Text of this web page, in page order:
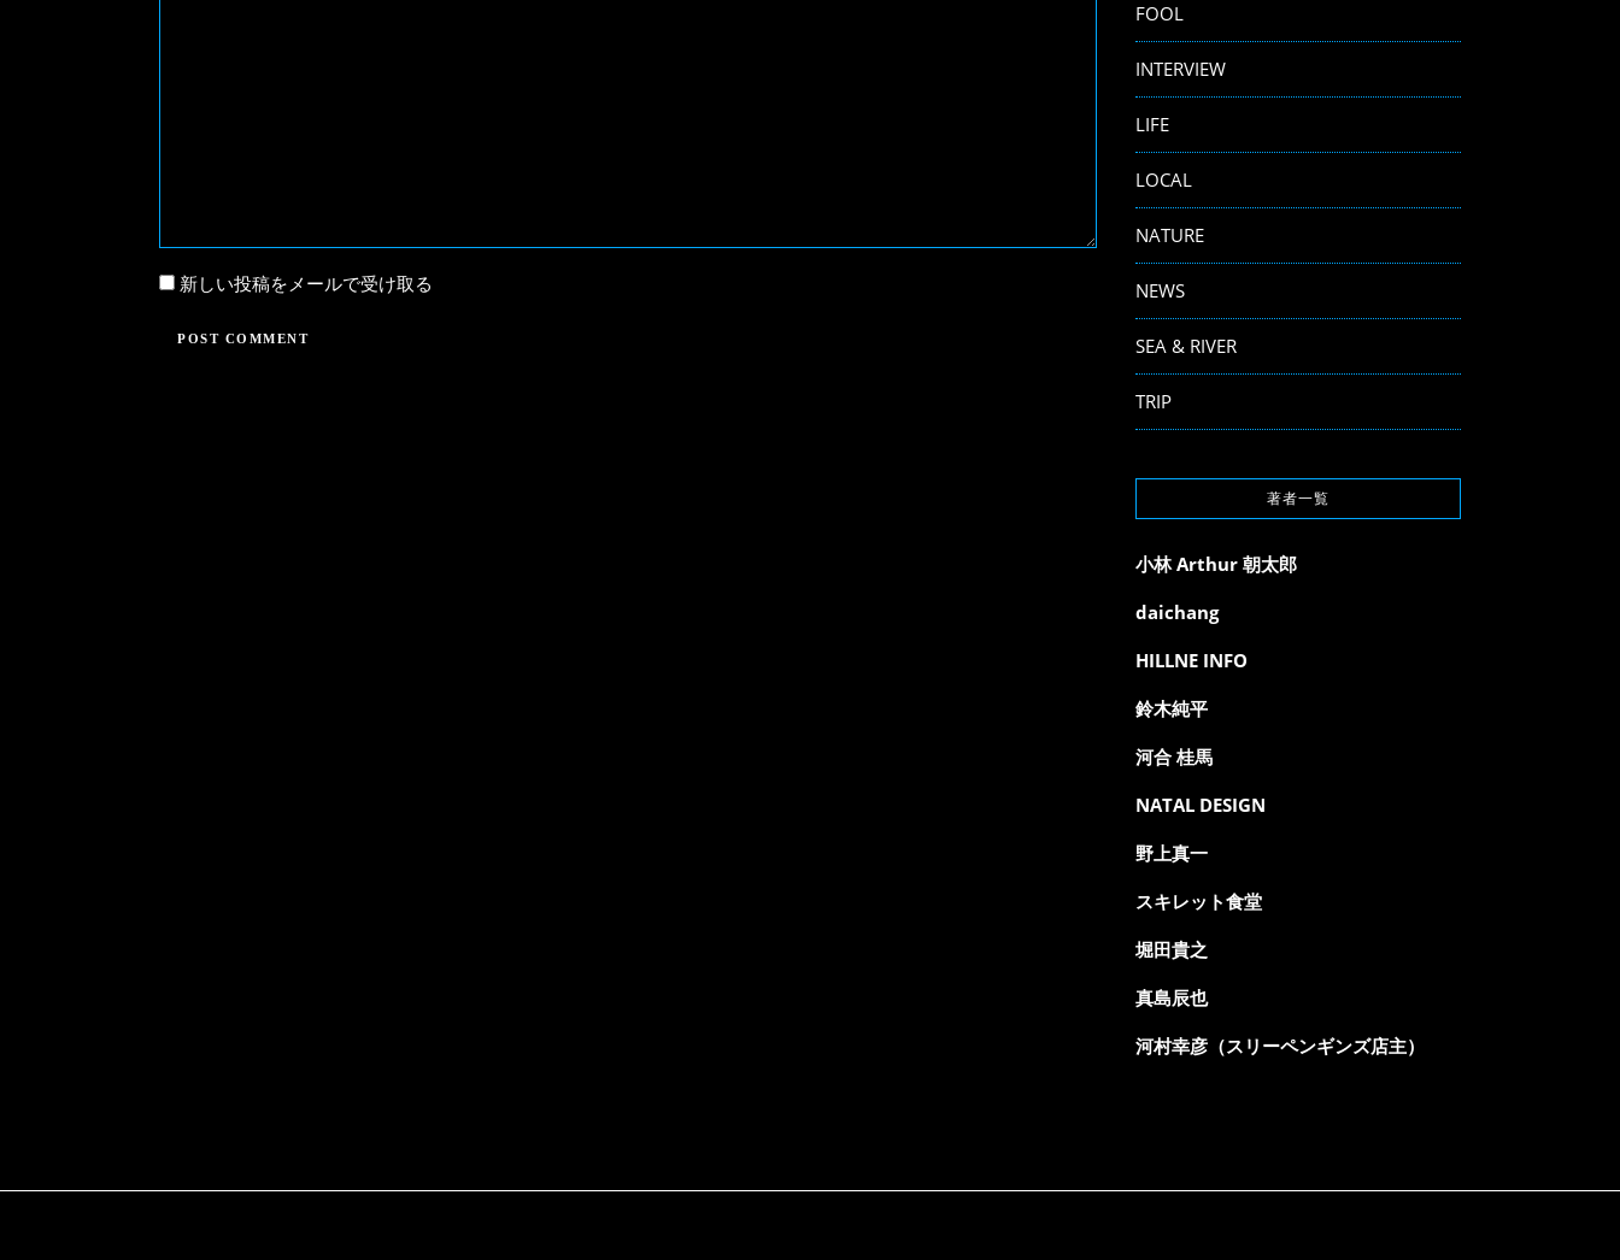
新しい投稿をメールで受け取る
FOOL
INTERVIEW
LIFE
LOCAL
NATURE
NEWS
SEA & RIVER
TRIP
著者一覧
小林 Arthur 朝太郎
daichang
HILLNE INFO
鈴木純平
河合 桂馬
NATAL DESIGN
野上真一
スキレット食堂
堀田貴之
真島辰也
河村幸彦（スリーペンギンズ店主）